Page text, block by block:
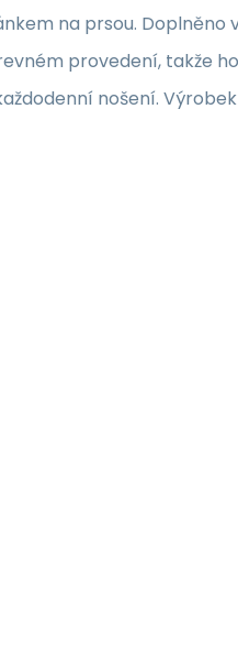
na prsou. Doplněno
provedení, takže ho
nošení.